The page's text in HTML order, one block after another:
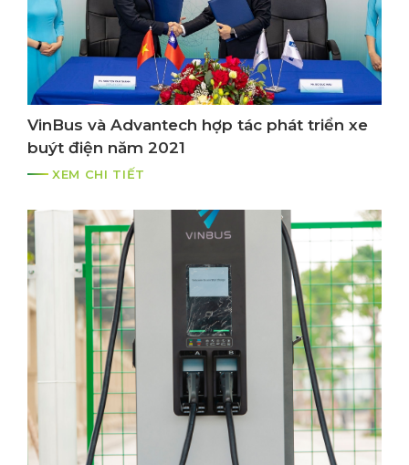
VinBus và Advantech hợp tác phát triển xe
buýt điện năm 2021
XEM CHI TIẾT